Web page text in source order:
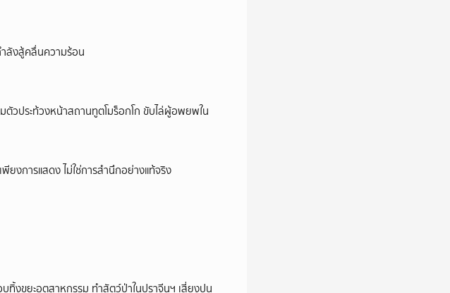
ำลังสู้คลื่นความร้อน
ตัวประท้วงหน้าสถานทูตโมร็อกโก ขับไล่ผู้อพยพใน
ยงการแสดง ไม่ใช่การสำนึกอย่างแท้จริง
ทิ้งขยะอุตสาหกรรม ทำสัตว์ป่าในปราจีนฯ เสี่ยงปน